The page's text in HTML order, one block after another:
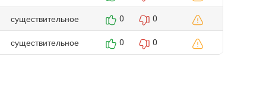
существительное 0 0
существительное 0 0